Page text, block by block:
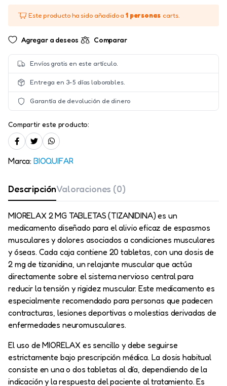
Este producto ha sido añadido a1 personas carts.
Agregar a deseos Comparar
Envíos gratis en este artículo.
Entrega en 3-5 días laborables.
Garantía de devolución de dinero
Compartir este producto:
Marca: BIOQUIFAR
DescripciónValoraciones (0)
MIORELAX 2 MG TABLETAS (TIZANIDINA) es un
medicamento diseñado para el alivio eficaz de espasmos
musculares y dolores asociados a condiciones musculares
y óseas. Cada caja contiene 20 tabletas, con una dosis de
2 mg de tizanidina, un relajante muscular que actúa
directamente sobre el sistema nervioso central para
reducir la tensión y rigidez muscular. Este medicamento es
especialmente recomendado para personas que padecen
contracturas, lesiones deportivas o molestias derivadas de
enfermedades neuromusculares.
El uso de MIORELAX es sencillo y debe seguirse
estrictamente bajo prescripción médica. La dosis habitual
consiste en una o dos tabletas al día, dependiendo de la
indicación y la respuesta del paciente al tratamiento. Es